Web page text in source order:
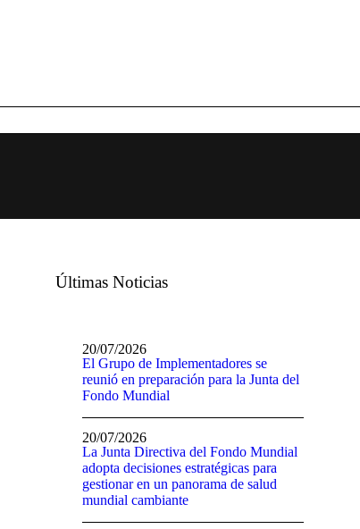
Últimas Noticias
El Grupo de Implementadores se
reunió en preparación para la Junta del
Fondo Mundial
20/07/2026
La Junta Directiva del Fondo Mundial
adopta decisiones estratégicas para
gestionar en un panorama de salud
mundial cambiante
20/07/2026